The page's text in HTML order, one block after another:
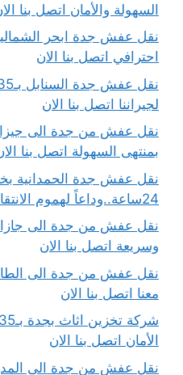
السهولة والأمان اتصل بنا
احترافي اتصل بنا الان
لجيراننا اتصل بنا الان
بمنتهى السهولة اتصل بنا
24ساعة..وداعاً لهموم الانتقال
وسريعة اتصل بنا الان
معنا اتصل بنا الان
الأمان اتصل بنا الان